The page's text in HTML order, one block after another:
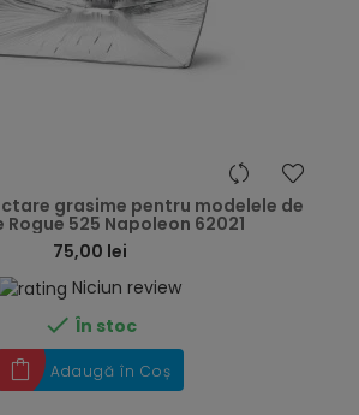
grasime pentru modelele de
525 Napoleon 62021
75,00 lei
Niciun review
 În stoc
Adaugă în Coș